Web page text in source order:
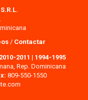
/ Contactar
2010-2011 | 1994-1995
Rep. Dominicana
809-550-1550